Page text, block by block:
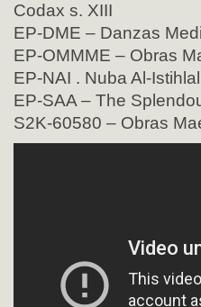
Codax s. XIII
EP-DME – Danzas
EP-OMMME – Obras
EP-NAI . Nuba Al-
EP-SAA – The
S2K-60580 – Obras